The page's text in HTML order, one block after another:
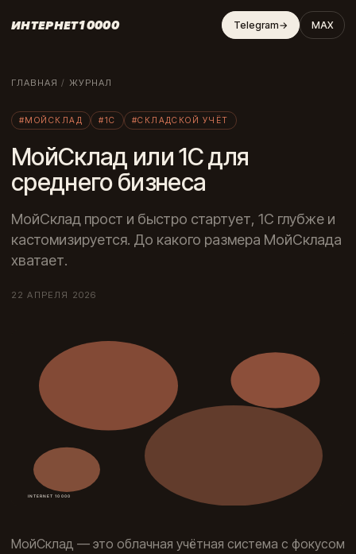
ИНТЕРНЕТ10000 Telegram→ MAX
ГЛАВНАЯ / ЖУРНАЛ
#МОЙСКЛАД #1С #СКЛАДСКОЙ УЧЁТ
МойСклад или 1С для
среднего бизнеса
МойСклад прост и быстро стартует, 1С глубже и
кастомизируется. До какого размера МойСклада
хватает.
22 АПРЕЛЯ 2026
МойСклад — это облачная учётная система с фокусом